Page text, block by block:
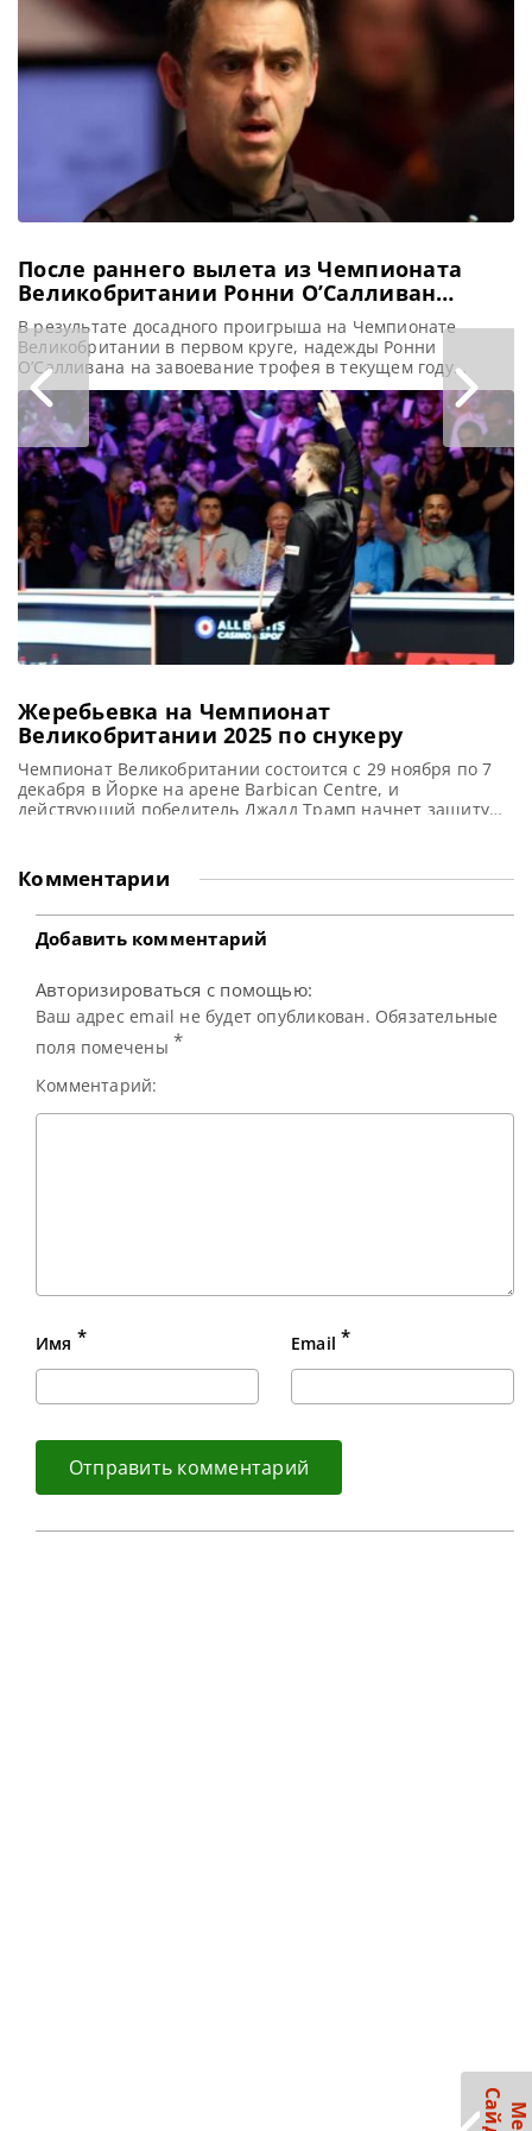
спины во время
посещения
аттракциона.
Спортсмен,
занимающий 74-е
место в мировом
рейтинге,
продемонстрировал
многообещающие
После раннего вылета из Чемпионата
Великобритании Ронни О’Салливан
завершит 2025 год без титулов
В результате досадного проигрыша на Чемпионате
Великобритании в первом круге, надежды Ронни
О’Салливана на завоевание трофея в текущем году
окончательно испарились, сообщает totallysnookered
После неожиданного проигрыша в стартовом поединке
Чемпионата Великобритании в Йорке, зрители стали
свидетелем, возможно, последнего выступления Ронни
О’Салливана на турнирах в 2025 году. Обладатель восьми
рекордных титулов, удерживающий звание как самого
юного,
Жеребьевка на Чемпионат
Великобритании 2025 по снукеру
Чемпионат Великобритании состоится с 29 ноября по 7
декабря в Йорке на арене Barbican Centre, и
действующий победитель Джадд Трамп начнет защиту
Чемпиона Великобритании по снукеру, открыв турнир в
York Barbican. Действующий Чемпион Трамп одержал
победу над Барри
Комментарии
Добавить комментарий
Авторизироваться с помощью:
Ваш адрес email не будет опубликован. Обязательные
поля помечены *
Комментарий:
Имя * Email *